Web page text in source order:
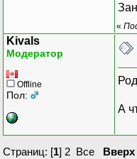
«
Kivals
Модератор
Offline
Пол:
А
Страниц: [1] 2 Все Вверх